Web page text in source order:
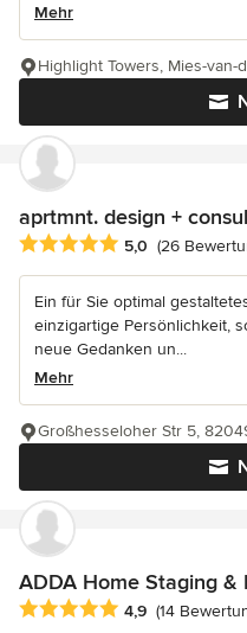
Mehr
Highlight Towers, Mies-
aprtmnt. design +
Durchschnittliche
5,0 (26
Ein für Sie optimal
einzigartige Persönlichkeit,
neue Gedanken un...
Mehr
Großhesseloher Str 5,
ADDA Home Staging &
Durchschnittliche
4,9 (14